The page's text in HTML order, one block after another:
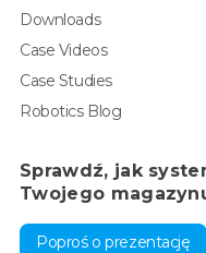
Downloads
Case Videos
Case Studies
Robotics Blog
Sprawdź, jak
Twojego
Poproś o prezentację